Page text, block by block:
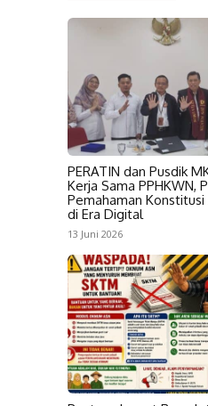
PERATIN dan Pusdik
Kerja Sama PPHKWN,
Pemahaman
di Era Digital
13 Juni 2026